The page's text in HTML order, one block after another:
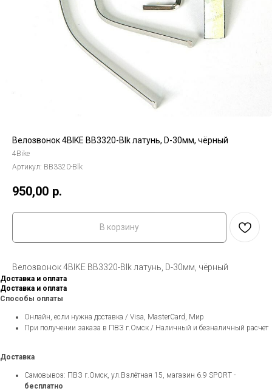
Велозвонок 4BIKE BB3320-Blk латунь, D-30мм, чёрный
4Bike
Артикул: BB3320-Blk
950,00 р.
В корзину
Велозвонок 4BIKE BB3320-Blk латунь, D-30мм, чёрный
Доставка и оплата
Доставка и оплата
Способы оплаты
Онлайн, если нужна доставка / Visa, MasterCard, Мир
При получении заказа в ПВЗ г.Омск / Наличный и безналичный расчет
Доставка
Самовывоз: ПВЗ г.Омск, ул.Взлётная 15, магазин 6.9 SPORT -
бесплатно